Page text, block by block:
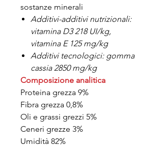
sostanze minerali
Additivi-additivi nutrizionali:
vitamina D3 218 UI/kg,
vitamina E 125 mg/kg
Additivi tecnologici: gomma
cassia 2850 mg/kg
Composizione analitica
Proteina grezza 9%
Fibra grezza 0,8%
Oli e grassi grezzi 5%
Ceneri grezze 3%
Umidità 82%